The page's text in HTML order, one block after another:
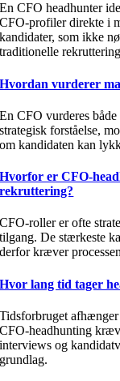
En CFO headhunter
CFO-profiler direkte i
kandidater, som ikke
traditionelle
Hvordan vurderer
En CFO vurderes
strategisk forståelse,
om kandidaten kan
Hvorfor er CFO-
rekruttering?
CFO-roller er ofte
tilgang. De stærkeste
derfor kræver
Hvor lang tid tager
Tidsforbruget
CFO-headhunting
interviews og
grundlag.